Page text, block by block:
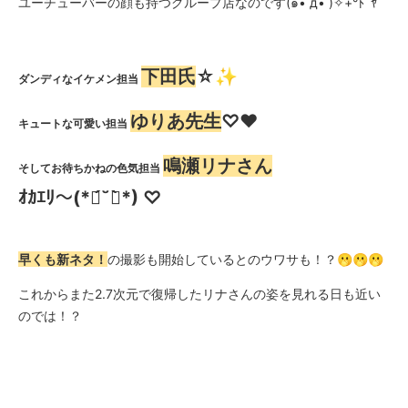
ダンディなイケメン担当 下田氏☆✨
キュートな可愛い担当 ゆりあ先生♡❤️
そしてお待ちかねの色気担当 鳴瀬リナさん
ｵｶｴﾘ〜(*ฅ́˘ฅ̀*) ♡
早くも新ネタ！ の撮影も開始しているとのウワサも！？🫢🫢🫢
これからまた2.7次元で復帰したリナさんの姿を見れる日も近い
のでは！？